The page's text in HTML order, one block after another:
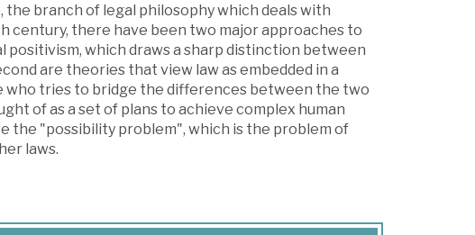
branch of legal philosophy which deals with
century, there have been two major approaches to
which draws a sharp distinction between
are theories that view law as embedded in a
who tries to bridge the differences between the two
of as a set of plans to achieve complex human
the "possibility problem", which is the problem of
laws.